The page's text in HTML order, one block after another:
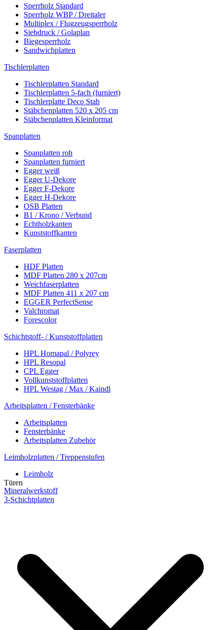
Sperrholz Standard
Sperrholz WBP / Dreitaler
Multiplex / Flugzeugsperrholz
Siebdruck / Golaplan
Biegesperrholz
Sandwichplatten
Tischlerplatten
Tischlerplatten Standard
Tischlerplatten 5-fach (furniert)
Tischlerplatte Deco Stab
Stäbchenplatten 520 x 205 cm
Stäbchenplatten Kleinformat
Spanplatten
Spanplatten roh
Spanplatten furniert
Egger weiß
Egger U-Dekore
Egger F-Dekore
Egger H-Dekore
OSB Platten
B1 / Krono / Verbund
Echtholzkanten
Kunststoffkanten
Faserplatten
HDF Platten
MDF Platten 280 x 207cm
Weichfaserplatten
MDF Platten 411 x 207 cm
EGGER PerfectSense
Valchromat
Forescolor
Schichtstoff- / Kunststoffplatten
HPL Homapal / Polyrey
HPL Resopal
CPL Egger
Vollkunststoffplatten
HPL Westag / Max / Kaindl
Arbeitsplatten / Fensterbänke
Arbeitsplatten
Fensterbänke
Arbeitsplatten Zubehör
Leimholzplatten / Treppenstufen
Leimholz
Mineralwerkstoff
3-Schichtplatten
Türen